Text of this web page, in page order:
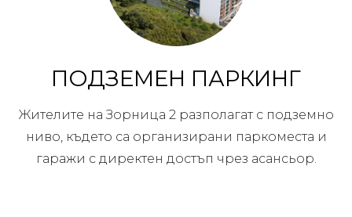
ПОДЗЕМЕН ПАРКИНГ
Жителите на Зорница 2 разполагат с подземно
ниво, където са организирани паркоместа и
гаражи с директен достъп чрез асансьор.